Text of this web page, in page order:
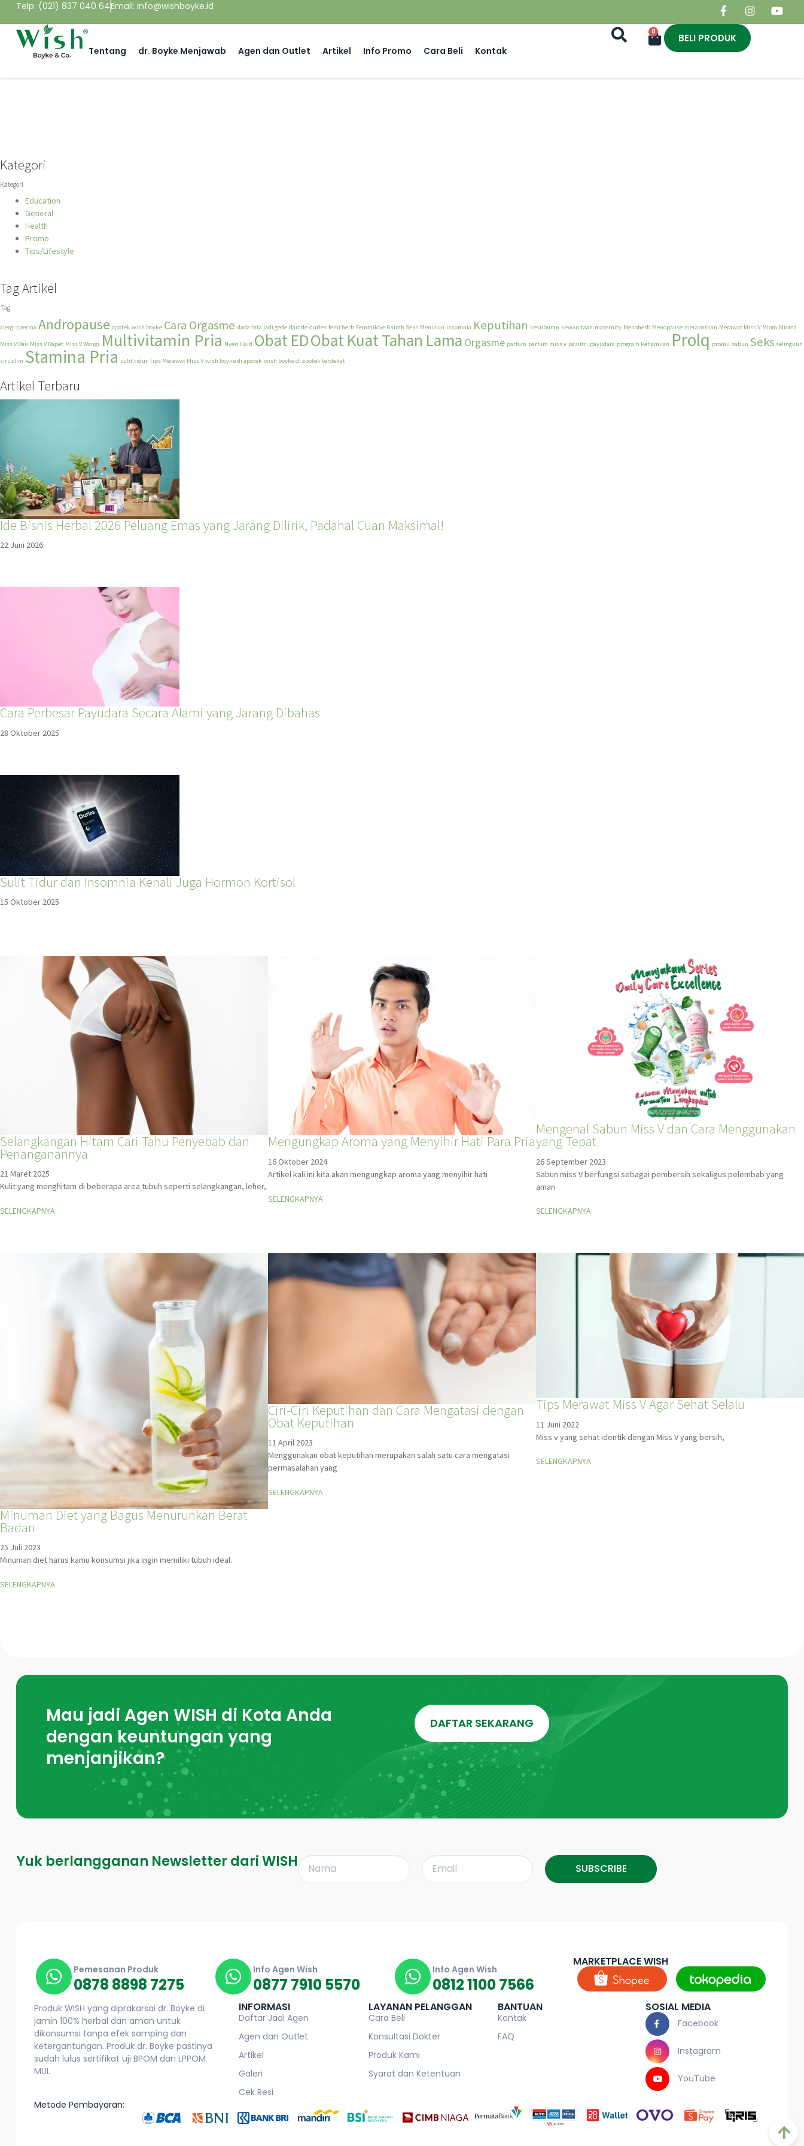
Telp: (021) 837 040 64Email: info@wishboyke.id
Tentang dr. Boyke Menjawab Agen dan Outlet Artikel Info Promo Cara Beli Kontak
0
BELI PRODUK
Kategori
Kategori
Education
General
Health
Promo
Tips/Lifestyle
Tag Artikel
Tag
alergi sperma Andropause apotek wish boyke Cara Orgasme dada rata jadi gede darade durles femi herb Femmilove Gairah Seks Menurun insomnia Keputihan kesuburan kewanitaan maternity Menoherb Menopause merapatkan Merawat Miss V Miom Mioma
Miss V Bau Miss V Rapet Miss V Wangi Multivitamin Pria Nyeri Haid Obat EDObat Kuat Tahan Lama Orgasme parfum parfum miss v pasutri payudara program kehamilan Prolq promil sabun Seks selingkuh
siruzlim Stamina Pria sulit tidur Tips Merawat Miss V wish boyke di apotek wish boyke di apotek terdekat
Artikel Terbaru
Ide Bisnis Herbal 2026 Peluang Emas yang Jarang Dilirik, Padahal Cuan Maksimal!
22 Juni 2026
Cara Perbesar Payudara Secara Alami yang Jarang Dibahas
28 Oktober 2025
Sulit Tidur dan Insomnia Kenali Juga Hormon Kortisol
15 Oktober 2025
Selangkangan Hitam Cari Tahu Penyebab dan
Penanganannya
21 Maret 2025
Kulit yang menghitam di beberapa area tubuh seperti selangkangan, leher,
SELENGKAPNYA
Mengungkap Aroma yang Menyihir Hati Para Pria
16 Oktober 2024
Artikel kali ini kita akan mengungkap aroma yang menyihir hati
SELENGKAPNYA
Mengenal Sabun Miss V dan Cara Menggunakan
yang Tepat
26 September 2023
Sabun miss V berfungsi sebagai pembersih sekaligus pelembab yang
aman
SELENGKAPNYA
Minuman Diet yang Bagus Menurunkan Berat
Badan
25 Juli 2023
Minuman diet harus kamu konsumsi jika ingin memiliki tubuh ideal.
SELENGKAPNYA
Ciri-Ciri Keputihan dan Cara Mengatasi dengan
Obat Keputihan
11 April 2023
Menggunakan obat keputihan merupakan salah satu cara mengatasi
permasalahan yang
SELENGKAPNYA
Tips Merawat Miss V Agar Sehat Selalu
11 Juni 2022
Miss v yang sehat identik dengan Miss V yang bersih,
SELENGKAPNYA
Mau jadi Agen WISH di Kota Anda
dengan keuntungan yang
menjanjikan?
DAFTAR SEKARANG
Yuk berlangganan Newsletter dari WISH SUBSCRIBE
0878 8898 7275
Pemesanan Produk
0877 7910 5570
Info Agen Wish
0812 1100 7566
Info Agen Wish
MARKETPLACE WISH
Produk WISH yang diprakarsai dr. Boyke di
jamin 100% herbal dan aman untuk
dikonsumsi tanpa efek samping dan
ketergantungan. Produk dr. Boyke pastinya
sudah lulus sertifikat uji BPOM dan LPPOM
MUI.
INFORMASI
Daftar Jadi Agen
Agen dan Outlet
Artikel
Galeri
Cek Resi
LAYANAN PELANGGAN
Cara Beli
Konsultasi Dokter
Produk Kami
Syarat dan Ketentuan
BANTUAN
Kontak
FAQ
SOSIAL MEDIA
Facebook
Instagram
YouTube
Metode Pembayaran: